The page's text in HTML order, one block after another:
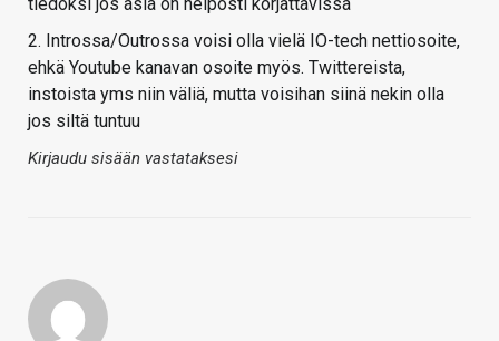
tiedoksi jos asia on helposti korjattavissa
2. Introssa/Outrossa voisi olla vielä IO-tech nettiosoite,
ehkä Youtube kanavan osoite myös. Twittereista,
instoista yms niin väliä, mutta voisihan siinä nekin olla
jos siltä tuntuu
Kirjaudu sisään vastataksesi